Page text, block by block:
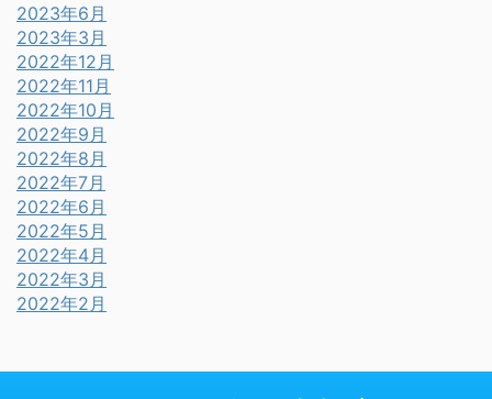
2023年6月
2023年3月
2022年12月
2022年11月
2022年10月
2022年9月
2022年8月
2022年7月
2022年6月
2022年5月
2022年4月
2022年3月
2022年2月